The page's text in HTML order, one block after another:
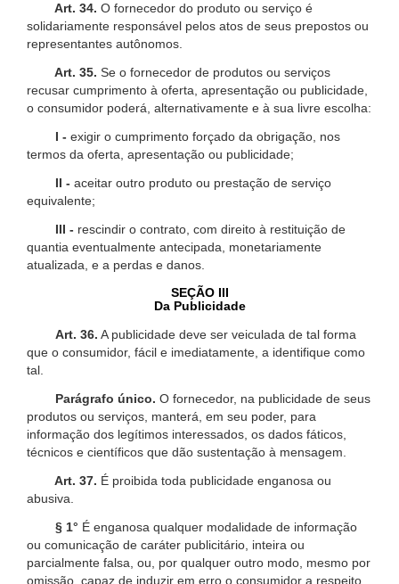
Art. 34. O fornecedor do produto ou serviço é
solidariamente responsável pelos atos de seus prepostos ou
representantes autônomos.
Art. 35. Se o fornecedor de produtos ou serviços
recusar cumprimento à oferta, apresentação ou publicidade,
o consumidor poderá, alternativamente e à sua livre escolha:
I - exigir o cumprimento forçado da obrigação, nos
termos da oferta, apresentação ou publicidade;
II - aceitar outro produto ou prestação de serviço
equivalente;
III - rescindir o contrato, com direito à restituição de
quantia eventualmente antecipada, monetariamente
atualizada, e a perdas e danos.
SEÇÃO III
Da Publicidade
Art. 36. A publicidade deve ser veiculada de tal forma
que o consumidor, fácil e imediatamente, a identifique como
tal.
Parágrafo único. O fornecedor, na publicidade de seus
produtos ou serviços, manterá, em seu poder, para
informação dos legítimos interessados, os dados fáticos,
técnicos e científicos que dão sustentação à mensagem.
Art. 37. É proibida toda publicidade enganosa ou
abusiva.
§ 1° É enganosa qualquer modalidade de informação
ou comunicação de caráter publicitário, inteira ou
parcialmente falsa, ou, por qualquer outro modo, mesmo por
omissão, capaz de induzir em erro o consumidor a respeito